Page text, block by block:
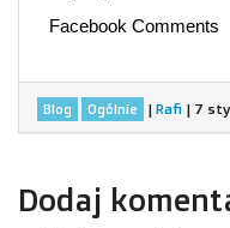
Facebook Comments
Blog Ogólnie | Rafi | 7
Dodaj